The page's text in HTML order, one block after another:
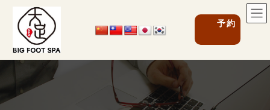
へ
プ
ョ
動
予約
グ
ー
リ